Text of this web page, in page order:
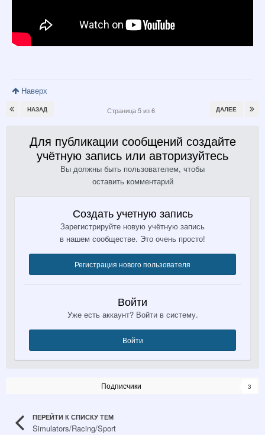
Наверх
НАЗАД ДАЛЕЕ
Страница 5 из 6
Для публикации сообщений создайте
учётную запись или авторизуйтесь
Вы должны быть пользователем, чтобы
оставить комментарий
Создать учетную запись
Зарегистрируйте новую учётную запись
в нашем сообществе. Это очень просто!
Регистрация нового пользователя
Войти
Уже есть аккаунт? Войти в систему.
Войти
Подписчики 3
ПЕРЕЙТИ К СПИСКУ ТЕМ
Simulators/Racing/Sport